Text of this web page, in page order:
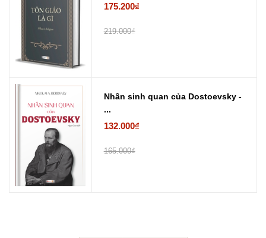
175.200₫
219.000₫
Nhân sinh quan của Dostoevsky -
...
132.000₫
165.000₫